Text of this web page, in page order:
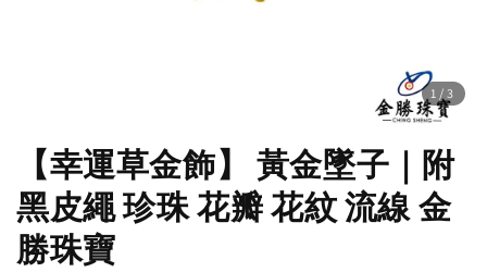
1 /3
【幸運草金飾】 黃金墜子｜附
黑皮繩 珍珠 花瓣 花紋 流線 金
勝珠寶